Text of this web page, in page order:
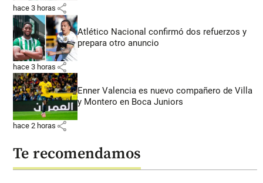
hace 3 horas share
Atlético Nacional confirmó dos refuerzos y
prepara otro anuncio
hace 3 horas share
Enner Valencia es nuevo compañero de Villa
y Montero en Boca Juniors
hace 2 horas share
Te recomendamos